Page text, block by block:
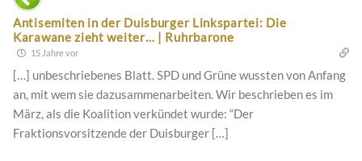
Antisemiten in der Duisburger Linkspartei: Die
Karawane zieht weiter… | Ruhrbarone
15 Jahre vor
[…] unbeschriebenes Blatt. SPD und Grüne wussten von Anfang
an, mit wem sie dazusammenarbeiten. Wir beschrieben es im
März, als die Koalition verkündet wurde: “Der
Fraktionsvorsitzende der Duisburger […]